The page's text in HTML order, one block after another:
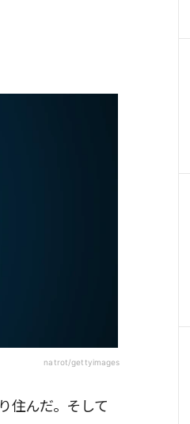
natrot/gettyimages
住んだ。そして